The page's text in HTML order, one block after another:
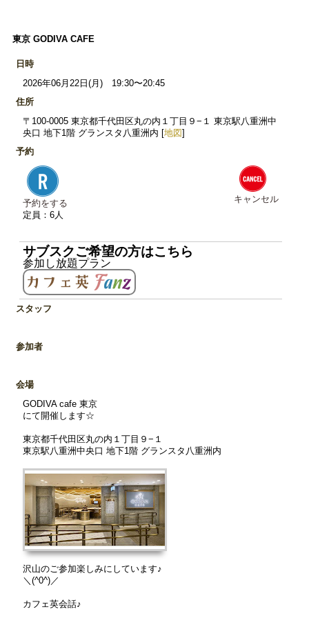
東京 GODIVA CAFE
日時
2026年06月22日(月) 19:30〜20:45
住所
〒100-0005 東京都千代田区丸の内１丁目９−１ 東京駅八重洲中
央口 地下1階 グランスタ八重洲内 [地図]
予約
予約をする
定員：6人
キャンセル
サブスクご希望の方はこちら
参加し放題プラン
スタッフ
参加者
会場
GODIVA cafe 東京
にて開催します☆
東京都千代田区丸の内１丁目９−１
東京駅八重洲中央口 地下1階 グランスタ八重洲内
沢山のご参加楽しみにしています♪
＼(^0^)／
カフェ英会話♪